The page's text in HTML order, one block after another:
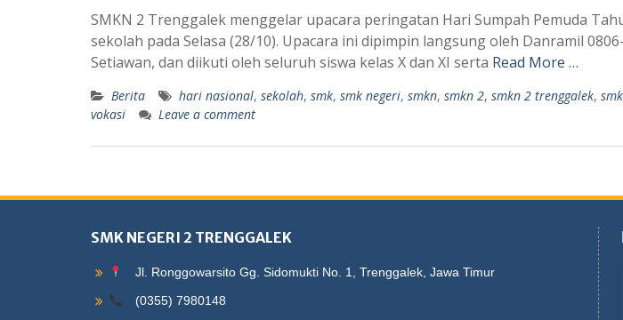
SMKN 2 Trenggalek menggelar upacara peringatan Hari Sumpah Pemuda
sekolah pada Selasa (28/10). Upacara ini dipimpin langsung oleh Danramil
Setiawan, dan diikuti oleh seluruh siswa kelas X dan XI serta Read More …
Berita hari nasional, sekolah, smk, smk negeri, smkn, smkn 2, smkn 2 trenggalek,
vokasi
Leave a comment
SMK NEGERI 2 TRENGGALEK
Jl. Ronggowarsito Gg. Sidomukti No. 1, Trenggalek, Jawa Timur
(0355) 7980148